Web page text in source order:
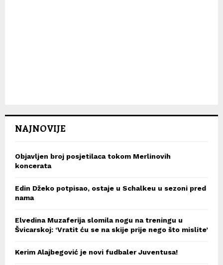
NAJNOVIJE
Objavljen broj posjetilaca tokom Merlinovih
koncerata
Edin Džeko potpisao, ostaje u Schalkeu u sezoni pred
nama
Elvedina Muzaferija slomila nogu na treningu u
Švicarskoj: ‘Vratit ću se na skije prije nego što mislite’
Kerim Alajbegović je novi fudbaler Juventusa!